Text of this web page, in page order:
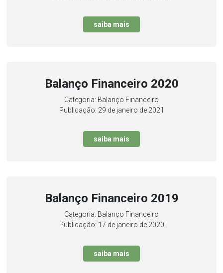
saiba mais
Balanço Financeiro 2020
Categoria: Balanço Financeiro
Publicação: 29 de janeiro de 2021
saiba mais
Balanço Financeiro 2019
Categoria: Balanço Financeiro
Publicação: 17 de janeiro de 2020
saiba mais